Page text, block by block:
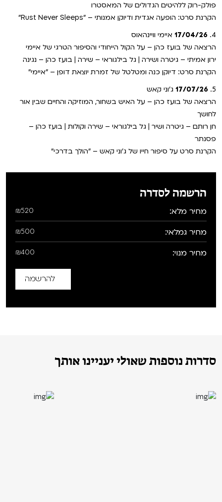
פולק-רוק ללהיטים הגדולים של המאסטרו
הקרנת סרט: הופעה אגדית ודיוקן אמנותי – "Rust Never Sleeps"
4.
17/04/26 איימי וויינהאוס
הרצאה של בועז כהן – על הקול הייחודי והסיפור הטרגי של איימי
ירון אמיתי – גיטרה ושירה | גל בילגוראי – שירה | בועז כהן – נגינה
הקרנת סרט: דיוקן כנה ומטלטל של זמרת יוצאת דופן – "איימי"
5.
17/07/26 ג'וני קאש
הרצאה של בועז כהן – על האיש בשחור, המוזיקה והחיים שבין אור
לחושך
חן רותם – גיטרה ושיר | גל בילגוראי – שירה וקולות | בועז כהן –
פסנתר
הקרנת סרט על סיפור חייו של ג׳וני קאש – "הולך בדרכי"
הרשמה לסדרה
מחיר מלא: ₪520
מחיר גמלאי: ₪500
מחיר מנוי: ₪400
להרשמה
סדרות נוספות שאולי יעניינו אותך